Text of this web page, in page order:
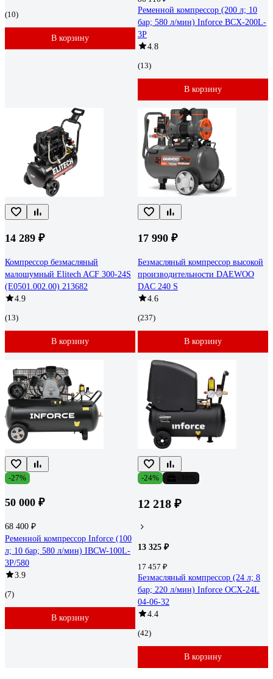
(10)
В корзину
Ременной компрессор (200 л; 10
бар; 580 л/мин) Inforce BCX-200L-
3P
4.8
(13)
В корзину
14 289 ₽
Компрессор безмасляный
малошумный Elitech ACF 300-24S
(E0501.002.00) 213682
4.9
(13)
В корзину
17 990 ₽
Безмасляный компрессор высокой
производительности DAEWOO
DAC 240 S
4.6
(237)
В корзину
-27%
50 000 ₽
68 400 ₽
Ременной компрессор Inforce (100
л; 10 бар; 580 л/мин) IBCW-100L-
3P/580
3.9
(7)
В корзину
-24%
12 218 ₽
13 325 ₽
17 457 ₽
Безмасляный компрессор (24 л; 8
бар; 220 л/мин) Inforce OCX-24L
04-06-32
4.4
(42)
В корзину